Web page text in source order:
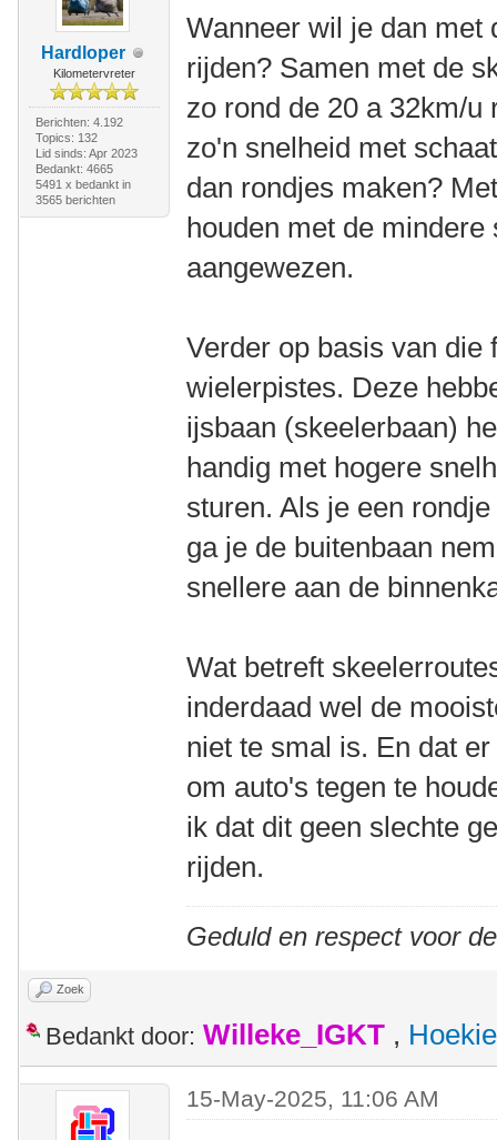
Hardloper
Kilometervreter
Berichten: 4.192
Topics: 132
Lid sinds: Apr 2023
Bedankt: 4665
5491 x bedankt in
3565 berichten
Wanneer wil je dan met
rijden? Samen met de
zo rond de 20 a 32km/
zo'n snelheid met
dan rondjes maken?
houden met de
aangewezen.
Verder op basis van
wielerpistes. Deze
ijsbaan (skeelerbaan)
handig met hogere
sturen. Als je een
ga je de buitenbaan
snellere aan de
Wat betreft
inderdaad wel de
niet te smal is. En dat
om auto's tegen te
ik dat dit geen slechte
rijden.
Geduld en respect voor
Zoek
Bedankt door: Willeke_IGKT , Hoekie
15-May-2025, 11:06 AM